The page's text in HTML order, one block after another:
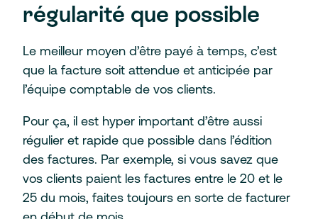
régularité que possible
Le meilleur moyen d’être payé à temps, c’est
que la facture soit attendue et anticipée par
l’équipe comptable de vos clients.
Pour ça, il est hyper important d’être aussi
régulier et rapide que possible dans l’édition
des factures. Par exemple, si vous savez que
vos clients paient les factures entre le 20 et le
25 du mois, faites toujours en sorte de facturer